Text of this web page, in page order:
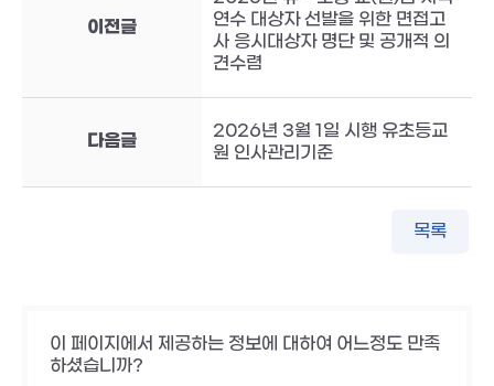
이전글
연수 대상자 선발을 위한 면접고
사 응시대상자 명단 및 공개적 의
견수렴
다음글
2026년 3월 1일 시행 유초등교
원 인사관리기준
목록
이 페이지에서 제공하는 정보에 대하여 어느정도 만족
하셨습니까?